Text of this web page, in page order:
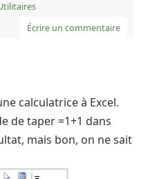
Écrire un commentaire
calculatrice à Excel.
de taper =1+1 dans
mais bon, on ne sait